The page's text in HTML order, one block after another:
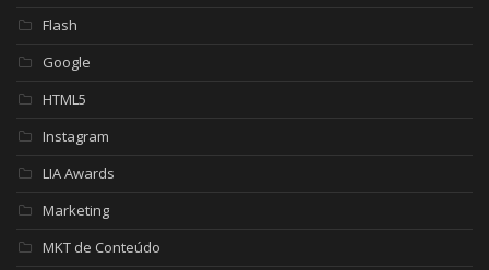
Flash
Google
HTML5
Instagram
LIA Awards
Marketing
MKT de Conteúdo